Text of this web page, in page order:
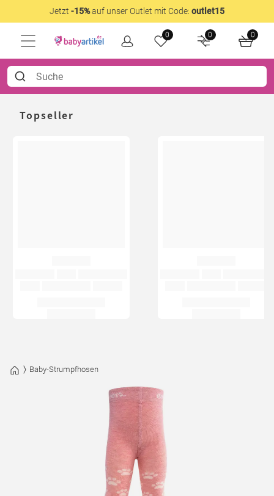
Jetzt -15%auf unser Outlet mit Code: outlet15
0 0 0
Topseller
Baby-Strumpfhosen